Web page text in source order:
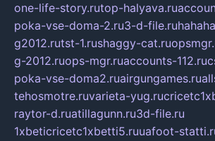
one-life-story.rutop-halyava.ru
poka-vse-doma-2.ru3-d-file.ru
g2012.rutst-1.rushaggy-cat.ru
g-2012.ruops-mgr.ruaccounts-112.ru
poka-vse-doma2.ruairgungames.ru
tehosmotre.ruvarieta-yug.ru
raytor-d.ruatillagunn.ru3d-file.ru
1xbeticricetc1xbetti5.ruuafoot-